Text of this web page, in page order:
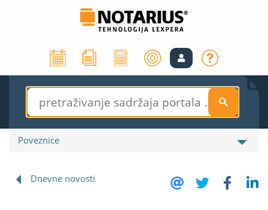
S
Poveznice
Dnevne novosti